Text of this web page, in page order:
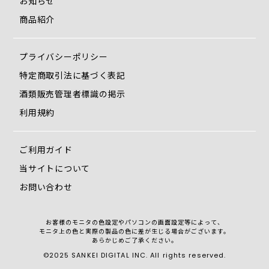
商品紹介
プライバシーポリシー
特定商取引法に基づく表記
酒類販売管理者標識の掲示
利用規約
ご利用ガイド
当サイトについて
お問い合わせ
お客様のモニタの色設定やパソコンの画面設定等によって、
モニタ上の色と実際の製品の色に差が生じる場合がございます。
あらかじめご了承ください。
©2025 SANKEI DIGITAL INC. All rights reserved.